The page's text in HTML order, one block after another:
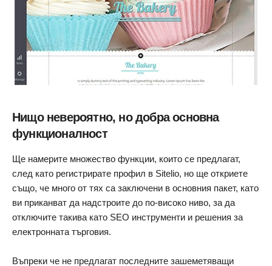
Нищо невероятно, но добра основна
функционалност
Ще намерите множество функции, които се предлагат,
след като регистрирате профил в Sitelio, но ще откриете
също, че много от тях са заключени в основния пакет, като
ви приканват да надстроите до по-високо ниво, за да
отключите такива като SEO инструменти и решения за
електронната търговия.
Въпреки че не предлагат последните зашеметяващи